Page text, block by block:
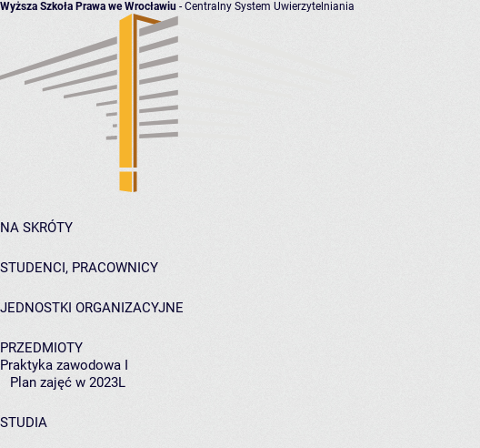
Wyższa Szkoła Prawa we Wrocławiu - Centralny System Uwierzytelniania
NA SKRÓTY
STUDENCI, PRACOWNICY
JEDNOSTKI ORGANIZACYJNE
PRZEDMIOTY
Praktyka zawodowa I
Plan zajęć w 2023L
STUDIA